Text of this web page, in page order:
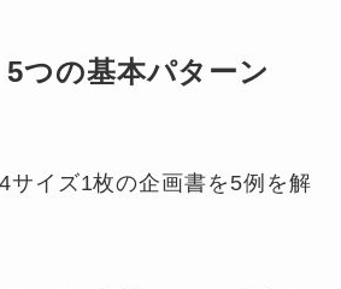
つの基本パターン
サイズ1枚の企画書を5例を解